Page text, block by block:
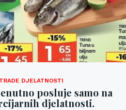
DJELATNOSTI
posluje samo na
djelatnosti.